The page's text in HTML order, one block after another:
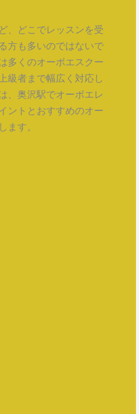
、どこでレッスンを受
方も多いのではないで
多くのオーボエスクー
級者まで幅広く対応し
、奥沢駅でオーボエレ
ントとおすすめのオー
ます。